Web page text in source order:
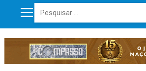
Pesquisar por: